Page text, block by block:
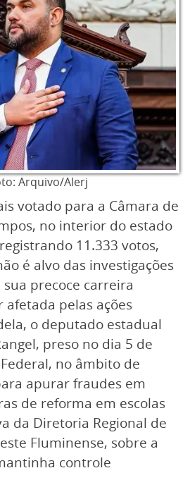
Arquivo/Alerj
votado para a Câmara de
no interior do estado
11.333 votos,
é alvo das investigações
precoce carreira
pelas ações
o deputado estadual
preso no dia 5 de
no âmbito de
apurar fraudes em
de reforma em escolas
da Diretoria Regional de
Fluminense, sobre a
controle